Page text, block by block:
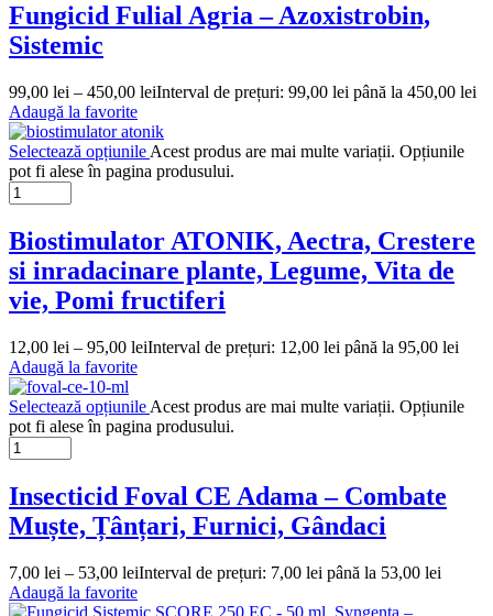
Fungicid Fulial Agria – Azoxistrobin,
Sistemic
99,00 lei – 450,00 leiInterval de prețuri: 99,00 lei până la 450,00 lei
Adaugă la favorite
Selectează opțiunile Acest produs are mai multe variații. Opțiunile
pot fi alese în pagina produsului.
Biostimulator ATONIK, Aectra, Crestere
si inradacinare plante, Legume, Vita de
vie, Pomi fructiferi
12,00 lei – 95,00 leiInterval de prețuri: 12,00 lei până la 95,00 lei
Adaugă la favorite
Selectează opțiunile Acest produs are mai multe variații. Opțiunile
pot fi alese în pagina produsului.
Insecticid Foval CE Adama – Combate
Muște, Țânțari, Furnici, Gândaci
7,00 lei – 53,00 leiInterval de prețuri: 7,00 lei până la 53,00 lei
Adaugă la favorite